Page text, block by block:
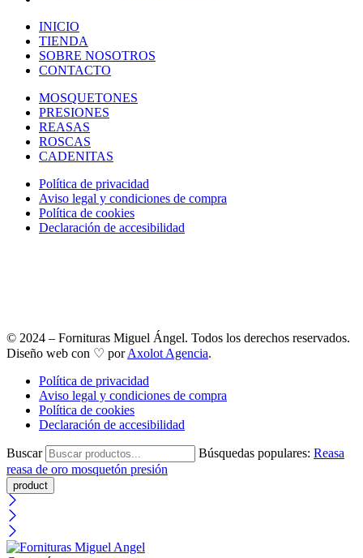
INICIO
TIENDA
SOBRE NOSOTROS
CONTACTO
MOSQUETONES
PRESIONES
REASAS
ROSCAS
CADENITAS
Política de privacidad
Aviso legal y condiciones de compra
Política de cookies
Declaración de accesibilidad
© 2024 – Fornituras Miguel Ángel. Todos los derechos reservados.
Diseño web con ♡ porAxolot Agencia.
Política de privacidad
Aviso legal y condiciones de compra
Política de cookies
Declaración de accesibilidad
Buscar Búsquedas populares: Reasa
reasa de oro mosquetón presión